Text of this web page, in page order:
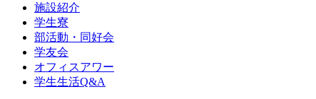
施設紹介
学生寮
部活動・同好会
学友会
オフィスアワー
学生生活Q&A